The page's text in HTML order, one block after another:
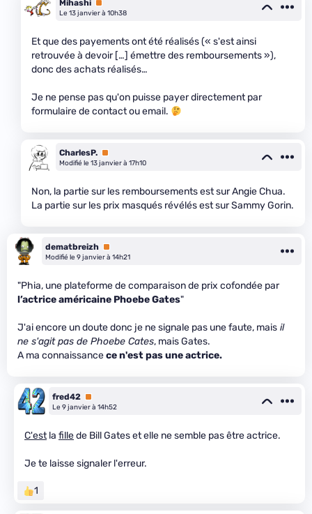
Mihashi Premium
Le 13 janvier à 10h38
Et que des payements ont été réalisés (« s'est ainsi
retrouvée à devoir […] émettre des remboursements »),
donc des achats réalisés…
Je ne pense pas qu'on puisse payer directement par
formulaire de contact ou email.
CharlesP. Premium
Modifié le 13 janvier à 17h10
Non, la partie sur les remboursements est sur Angie Chua.
La partie sur les prix masqués révélés est sur Sammy Gorin.
dematbreizh Premium
Modifié le 9 janvier à 14h21
"Phia, une plateforme de comparaison de prix cofondée par
l’actrice américaine Phoebe Gates"
J'ai encore un doute donc je ne signale pas une faute, mais il
ne s'agit pas de Phoebe Cates, mais Gates.
A ma connaissancece n'est pas une actrice.
fred42 Premium
Le 9 janvier à 14h52
C'estla fillede Bill Gates et elle ne semble pas être actrice.
Je te laisse signaler l'erreur.
1